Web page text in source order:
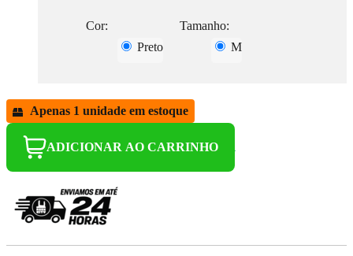
Cor:
Preto
Tamanho:
M
Apenas 1 unidade em estoque
ADICIONAR AO CARRINHO